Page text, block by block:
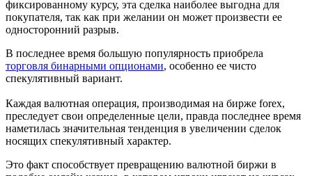
фиксированному курсу, эта сделка наиболее выгодна для
покупателя, так как при желании он может произвести ее
односторонний разрыв.
В последнее время большую популярность приобрела
торговля бинарными опционами, особенно ее чисто
спекулятивный вариант.
Каждая валютная операция, производимая на бирже forex,
преследует свои определенные цели, правда последнее время
наметилась значительная тенденция в увеличении сделок
носящих спекулятивный характер.
Это факт способствует превращению валютной биржи в